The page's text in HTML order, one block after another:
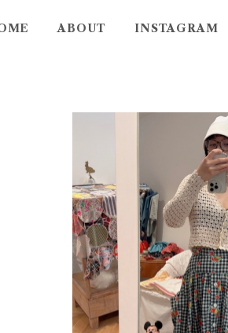
ABOUT INSTAGRAM